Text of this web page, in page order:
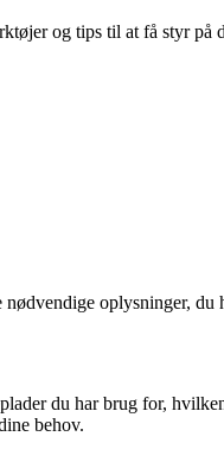
og tips til at få styr på
oplysninger, du
du har brug for,
behov.